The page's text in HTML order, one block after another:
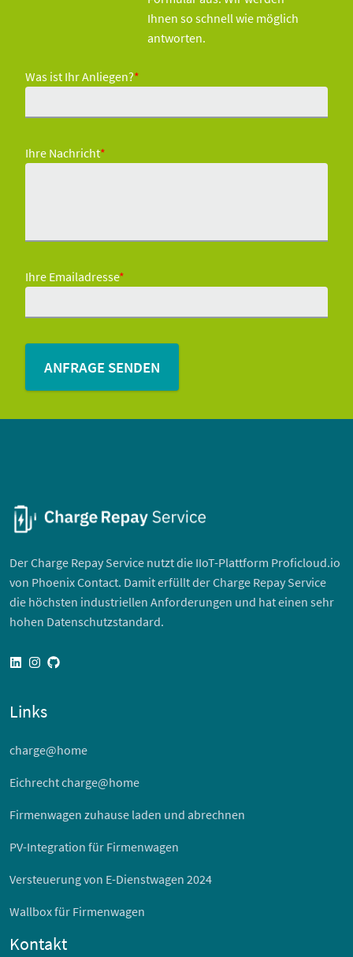
Ihnen so schnell wie möglich
antworten.
Was ist Ihr Anliegen?*
Ihre Nachricht*
Ihre Emailadresse*
Der Charge Repay Service nutzt die IIoT-Plattform Proficloud.io
von Phoenix Contact. Damit erfüllt der Charge Repay Service
die höchsten industriellen Anforderungen und hat einen sehr
hohen Datenschutzstandard.
linkedininstagram
github
Links
charge@home
Eichrecht charge@home
Firmenwagen zuhause laden und abrechnen
PV-Integration für Firmenwagen
Versteuerung von E-Dienstwagen 2024
Wallbox für Firmenwagen
Kontakt